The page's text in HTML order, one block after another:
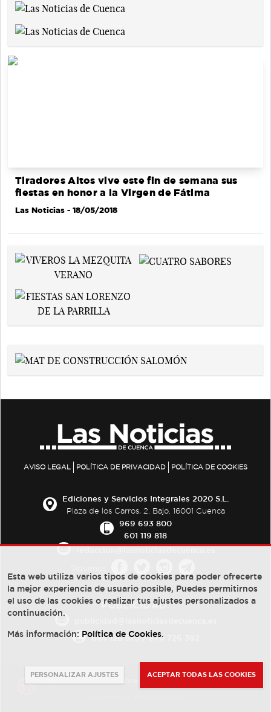
Tiradores Altos vive este fin de semana sus
fiestas en honor a la Virgen de Fátima
Las Noticias - 18/05/2018
AVISO LEGAL POLÍTICA DE PRIVACIDAD POLÍTICA DE COOKIES
Ediciones y Servicios Integrales 2020 S.L.
Plaza de los Carros, 2. Bajo. 16001 Cuenca
969 693 800
601 119 818
PUBLICIDAD:
684 126 573/670 726 392
Esta web utiliza varios tipos de cookies para poder ofrecerte
la mejor experiencia de usuario posible, Puedes permitirnos
el uso de las cookies o realizar tus ajustes personalizados a
continuación.
Más información: Política de Cookies.
PERSONALIZAR AJUSTES ACEPTAR TODAS LAS COOKIES